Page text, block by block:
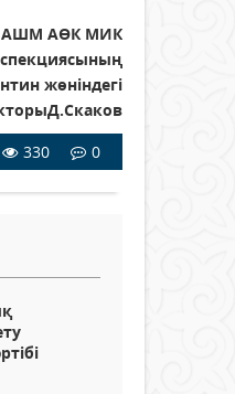
АШМ АӨК МИК
жөніндегі
330 0